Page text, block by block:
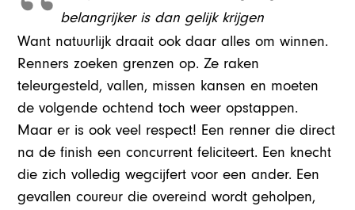
belangrijker is dan gelijk krijgen
Want natuurlijk draait ook daar alles om winnen.
Renners zoeken grenzen op. Ze raken
teleurgesteld, vallen, missen kansen en moeten
de volgende ochtend toch weer opstappen.
Maar er is ook veel respect! Een renner die direct
na de finish een concurrent feliciteert. Een knecht
die zich volledig wegcijfert voor een ander. Een
gevallen coureur die overeind wordt geholpen,